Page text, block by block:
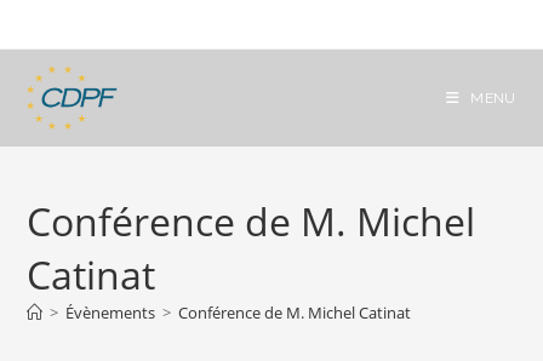
to
content
MENU
Conférence de M. Michel
Catinat
> Évènements > Conférence de M. Michel Catinat